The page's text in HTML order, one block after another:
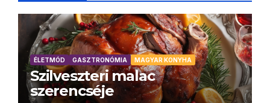
ÉLETMÓD GASZTRONÓMIA MAGYAR KONYHA
Szilveszteri malac
szerencséje